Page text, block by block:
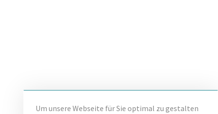
Um unsere Webseite für Sie optimal zu gestalten